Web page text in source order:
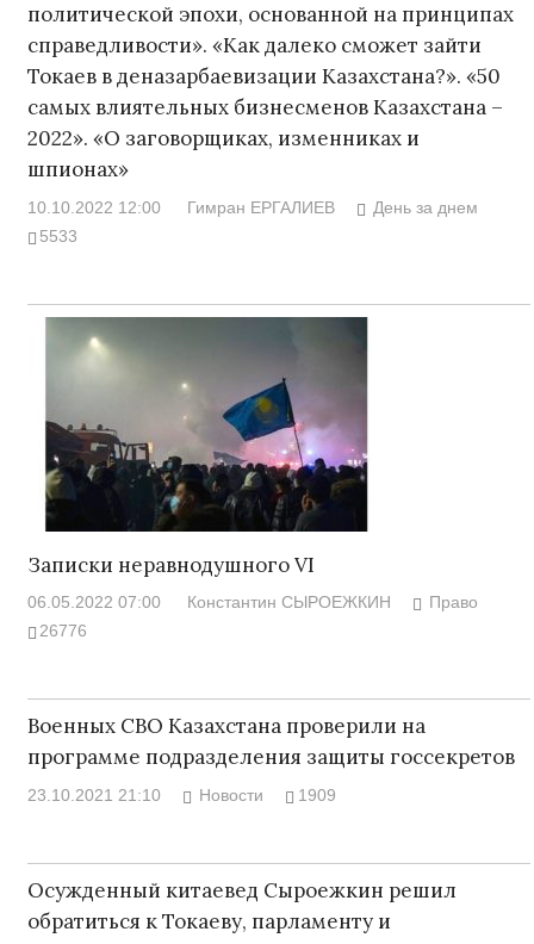
политической эпохи, основанной на принципах
справедливости». «Как далеко сможет зайти
Токаев в деназарбаевизации Казахстана?». «50
самых влиятельных бизнесменов Казахстана –
2022». «О заговорщиках, изменниках и
шпионах»
10.10.2022 12:00 Гимран ЕРГАЛИЕВ
День за днем
5533
Записки неравнодушного VI
06.05.2022 07:00 Константин СЫРОЕЖКИН
Право
26776
Военных СВО Казахстана проверили на
программе подразделения защиты госсекретов
23.10.2021 21:10 Новости 1909
Осужденный китаевед Сыроежкин решил
обратиться к Токаеву, парламенту и